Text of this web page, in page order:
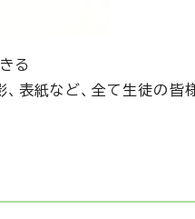
る
表紙など、全て生徒の皆